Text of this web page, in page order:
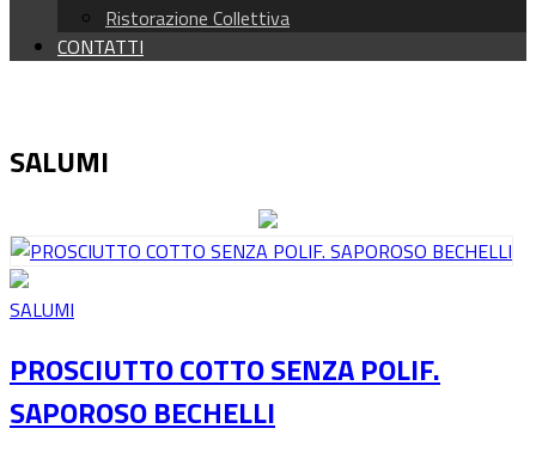
Ristorazione Collettiva
CONTATTI
SALUMI
SALUMI
PROSCIUTTO COTTO SENZA POLIF.
SAPOROSO BECHELLI